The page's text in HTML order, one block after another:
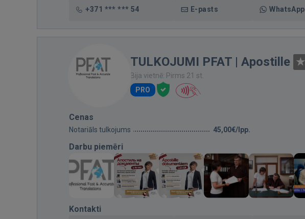
+371 *** *** 54 E-pasts WhatsApp
TULKOJUMI PFAT | Apostille
Bija vietnē: Pirms 21 st.
PRO
Cenas
Notariāls tulkojums 45,00€/lpp.
Darbu piemēri
Kontakti